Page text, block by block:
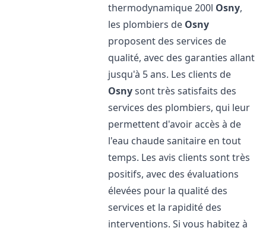
thermodynamique 200l Osny,
les plombiers de Osny
proposent des services de
qualité, avec des garanties allant
jusqu'à 5 ans. Les clients de
Osnysont très satisfaits des
services des plombiers, qui leur
permettent d'avoir accès à de
l'eau chaude sanitaire en tout
temps. Les avis clients sont très
positifs, avec des évaluations
élevées pour la qualité des
services et la rapidité des
interventions. Si vous habitez à